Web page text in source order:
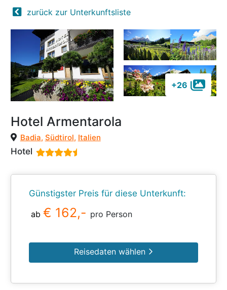
zurück zur Unterkunftsliste
+26
Hotel Armentarola
Badia, Südtirol, Italien
Hotel
Günstigster Preis für diese Unterkunft:
ab € 162,- pro Person
Reisedaten wählen